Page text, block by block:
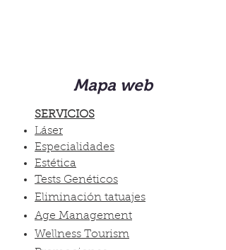
Mapa web
SERVICIOS
Láser
Especialidades
Estética
Tests Genéticos
Eliminación tatuajes
Age Management
Wellness Tourism